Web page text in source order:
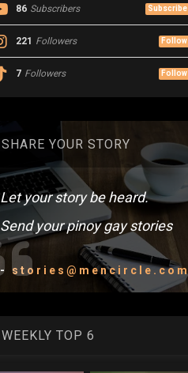
86 Subscribers Subscribe
221 Followers Follow
7 Followers Follow
SHARE YOUR STORY
Let your story be heard.
Send your pinoy gay stories
- stories@mencircle.com
WEEKLY TOP 6